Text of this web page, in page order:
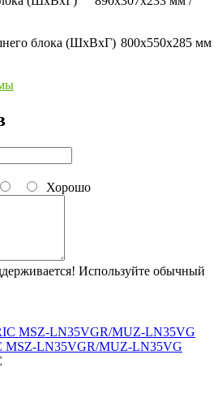
блока (ШхВхГ) 800x550x285 мм
Хорошо
Используйте обычный
MSZ-LN35VGR/MUZ-LN35VG